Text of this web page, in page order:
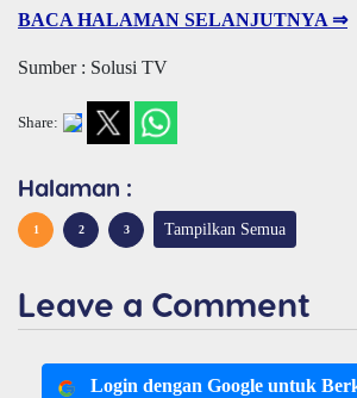
BACA HALAMAN SELANJUTNYA ⇒
Sumber : Solusi TV
Share:
Halaman :
1 2 3 Tampilkan Semua
Leave a Comment
Login dengan Google untuk